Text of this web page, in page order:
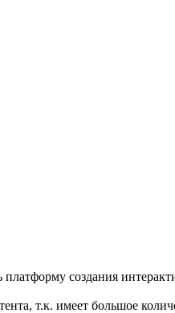
создания
т.к. имеет большое